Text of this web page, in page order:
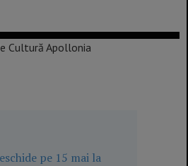
pe 15 mai la